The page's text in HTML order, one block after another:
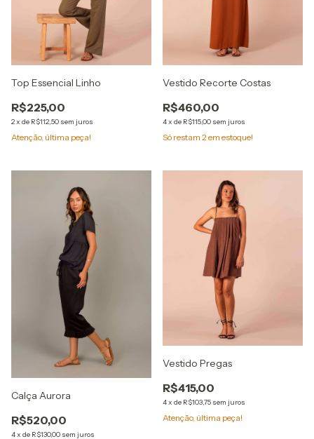
Top Essencial Linho
R$225,00
2x de R$112,50 sem juros
Atenção, última peça!
Vestido Recorte Costas
R$460,00
4x de R$115,00 sem juros
Só restam 2em estoque!
Calça Aurora
R$520,00
4x de R$130,00 sem juros
Vestido Pregas
R$415,00
4x de R$103,75 sem juros
Atenção, última peça!